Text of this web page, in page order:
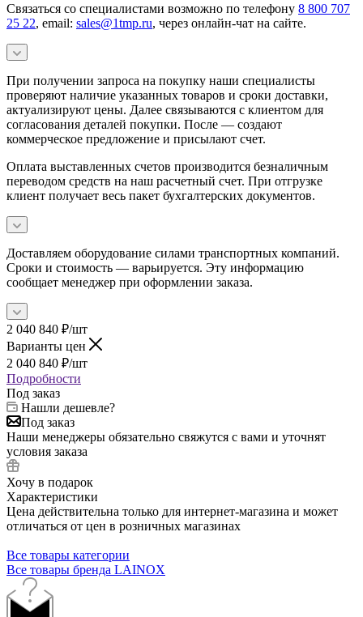
Связаться со специалистами возможно по телефону 8 800 707
25 22, email: sales@1tmp.ru, через онлайн-чат на сайте.
При получении запроса на покупку наши специалисты
проверяют наличие указанных товаров и сроки доставки,
актуализируют цены. Далее связываются с клиентом для
согласования деталей покупки. После — создают
коммерческое предложение и присылают счет.
Оплата выставленных счетов производится безналичным
переводом средств на наш расчетный счет. При отгрузке
клиент получает весь пакет бухгалтерских документов.
Доставляем оборудование силами транспортных компаний.
Сроки и стоимость — варьируется. Эту информацию
сообщает менеджер при оформлении заказа.
2 040 840 ₽/шт
Варианты цен
2 040 840 ₽/шт
Подробности
Под заказ
Нашли дешевле?
Под заказ
Наши менеджеры обязательно свяжутся с вами и уточнят
условия заказа
Хочу в подарок
Характеристики
Цена действительна только для интернет-магазина и может
отличаться от цен в розничных магазинах
Все товары категории
Все товары бренда LAINOX